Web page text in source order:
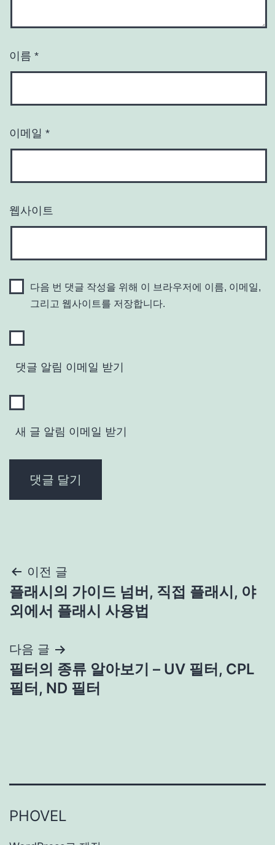
이름 *
이메일 *
웹사이트
다음 번 댓글 작성을 위해 이 브라우저에 이름, 이메일,
그리고 웹사이트를 저장합니다.
댓글 알림 이메일 받기
새 글 알림 이메일 받기
글
탐
이전 글
플래시의 가이드 넘버, 직접 플래시, 야
외에서 플래시 사용법
다음 글
필터의 종류 알아보기 – UV 필터, CPL
필터, ND 필터
PHOVEL